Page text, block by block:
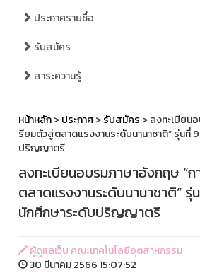
ประกาศรายชื่อ
รับสมัคร
สาระความรู้
หน้าหลัก>ประกาศ>รับสมัคร > ลงทะเบียน
รียมตัวสู่ตลาดแรงงานระดับนานาชาติ” รุ่นที่
ปริญญาตรี
ลงทะเบียนอบรมภาษาอังกฤษ “
ตลาดแรงงานระดับนานาชาติ” รุ่
นักศึกษาระดับปริญญาตรี
ผู้ดูแลเว็บ คณะเทคโนโลยีอุตสาหกรรม
30 มีนาคม 2566 15:07:52